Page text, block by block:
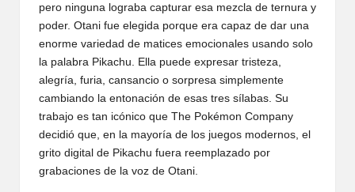
pero ninguna lograba capturar esa mezcla de ternura y
poder. Otani fue elegida porque era capaz de dar una
enorme variedad de matices emocionales usando solo
la palabra Pikachu. Ella puede expresar tristeza,
alegría, furia, cansancio o sorpresa simplemente
cambiando la entonación de esas tres sílabas. Su
trabajo es tan icónico que The Pokémon Company
decidió que, en la mayoría de los juegos modernos, el
grito digital de Pikachu fuera reemplazado por
grabaciones de la voz de Otani.